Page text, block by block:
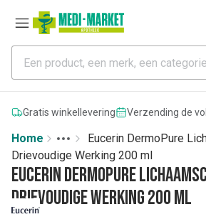
Gratis winkellevering Verzending de
Home
More
Toggle menu
Eucerin DermoPure
Drievoudige Werking 200 ml
Eucerin DermoPure
Drievoudige Werking 200 ml